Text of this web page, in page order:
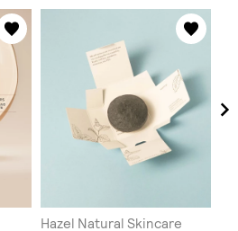
Hazel Natural Skincare